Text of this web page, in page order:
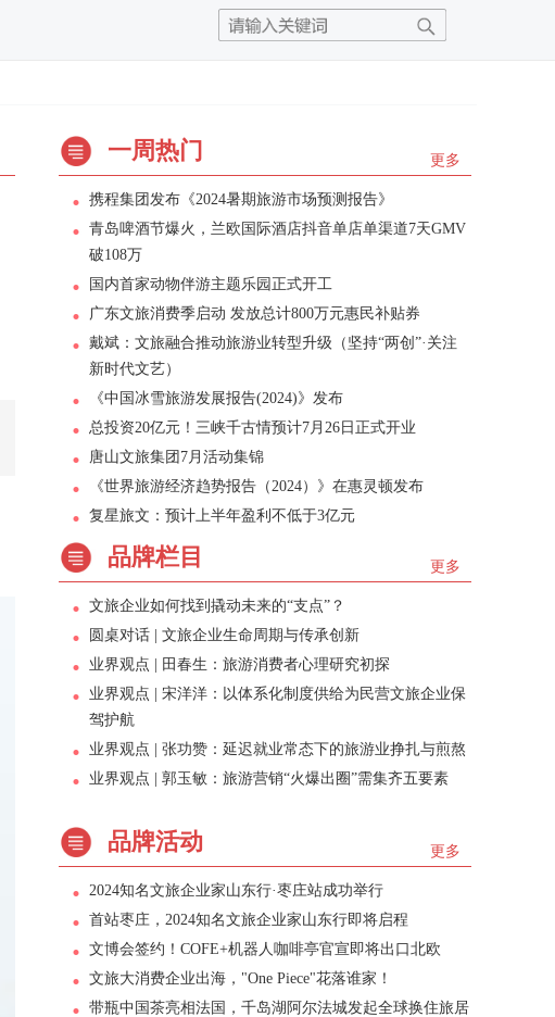
更多
一周热门
携程集团发布《2024暑期旅游市场预测报告》
青岛啤酒节爆火，兰欧国际酒店抖音单店单渠道7天GMV
破108万
国内首家动物伴游主题乐园正式开工
广东文旅消费季启动 发放总计800万元惠民补贴券
戴斌：文旅融合推动旅游业转型升级（坚持“两创”·关注
新时代文艺）
《中国冰雪旅游发展报告(2024)》发布
总投资20亿元！三峡千古情预计7月26日正式开业
唐山文旅集团7月活动集锦
《世界旅游经济趋势报告（2024）》在惠灵顿发布
复星旅文：预计上半年盈利不低于3亿元
更多
品牌栏目
文旅企业如何找到撬动未来的“支点”？
圆桌对话 | 文旅企业生命周期与传承创新
业界观点 | 田春生：旅游消费者心理研究初探
业界观点 | 宋洋洋：以体系化制度供给为民营文旅企业保
驾护航
业界观点 | 张功赞：延迟就业常态下的旅游业挣扎与煎熬
业界观点 | 郭玉敏：旅游营销“火爆出圈”需集齐五要素
更多
品牌活动
2024知名文旅企业家山东行·枣庄站成功举行
首站枣庄，2024知名文旅企业家山东行即将启程
文博会签约！COFE+机器人咖啡亭官宣即将出口北欧
文旅大消费企业出海，"One Piece"花落谁家！
带瓶中国茶亮相法国，千岛湖阿尔法城发起全球换住旅居